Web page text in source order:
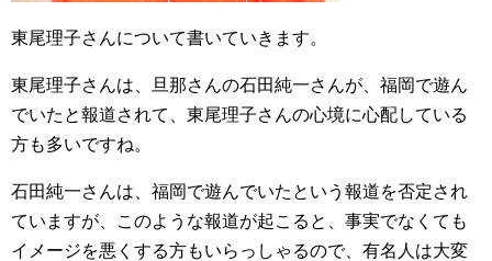
東尾理子さんについて書いていきます。
東尾理子さんは、旦那さんの石田純一さんが、福岡で遊ん
でいたと報道されて、東尾理子さんの心境に心配している
方も多いですね。
石田純一さんは、福岡で遊んでいたという報道を否定され
ていますが、このような報道が起こると、事実でなくても
イメージを悪くする方もいらっしゃるので、有名人は大変